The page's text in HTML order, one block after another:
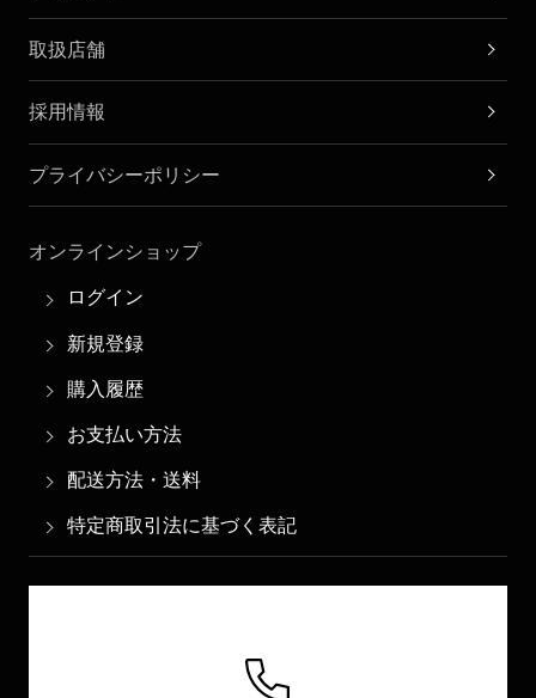
取扱店舗
採用情報
プライバシーポリシー
オンラインショップ
ログイン
新規登録
購入履歴
お支払い方法
配送方法・送料
特定商取引法に基づく表記